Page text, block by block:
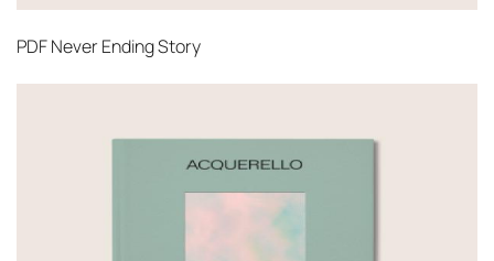
PDFNever Ending Story